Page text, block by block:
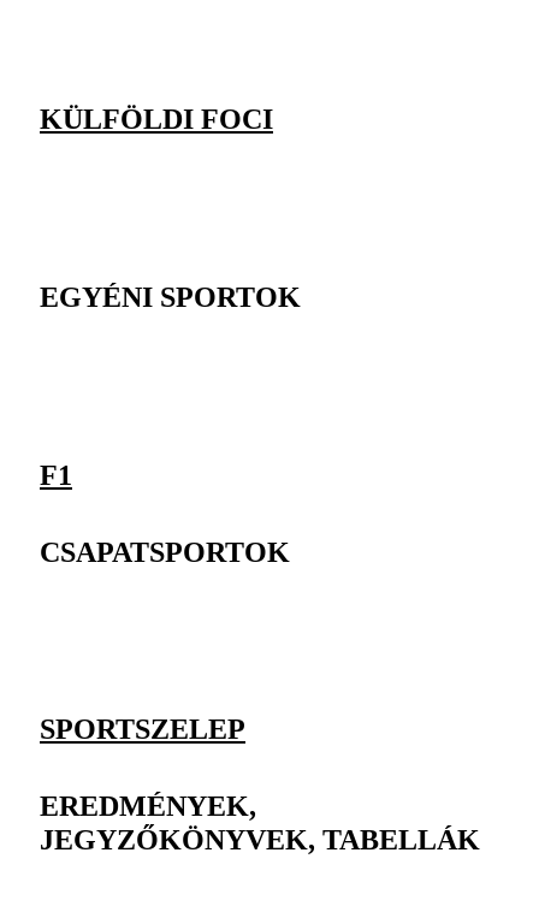
KÜLFÖLDI FOCI
EGYÉNI SPORTOK
F1
CSAPATSPORTOK
SPORTSZELEP
EREDMÉNYEK,
JEGYZŐKÖNYVEK, TABELLÁK